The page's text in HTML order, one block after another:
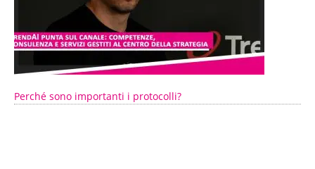
Perché sono importanti i protocolli?